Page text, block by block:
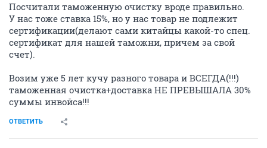
Посчитали таможенную очистку вроде правильно.
У нас тоже ставка 15%, но у нас товар не подлежит
сертификации(делают сами китайцы какой-то спец.
сертификат для нашей таможни, причем за свой
счет).
Возим уже 5 лет кучу разного товара и ВСЕГДА(!!!)
таможенная очистка+доставка НЕ ПРЕВЫШАЛА 30%
суммы инвойса!!!
ОТВЕТИТЬ